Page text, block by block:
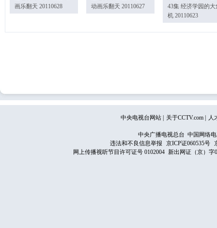
画乐翻天 20110628
动画乐翻天 20110627
43集 经济学园的大
机 20110623
中央电视台网站 关于CCTV.com 人
中央广播电视总台 中国网络
违法和不良信息举报
京ICP证060535号
网上传播视听节目许可证号 0102004 新出网证（京）